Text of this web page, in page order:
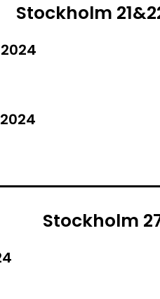
Stockholm
Stockholm